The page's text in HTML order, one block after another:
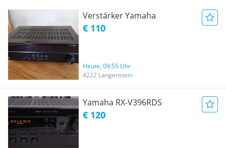
Verstärker Yamaha
€ 110
Heute, 09:55 Uhr
4222 Langenstein
Yamaha RX-V396RDS
€ 120